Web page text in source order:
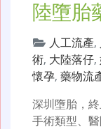
陸墮胎
人工流產,
術, 大陸落仔,
懷孕, 藥物流
深圳墮胎，
手術類型、